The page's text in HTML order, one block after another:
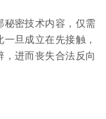
秘密技术内容，仅需
旦成立在先接触，
，进而丧失合法反向